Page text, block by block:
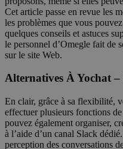
Cet article passe en revue les
les problèmes que vous
quelques conseils et astuces
le personnel d’Omegle fait de
sur le site Web.
Alternatives À Yochat
En clair, grâce à sa flexibilité,
effectuer plusieurs fonctions
pouvez également organiser,
à l’aide d’un canal Slack
perception des conversations